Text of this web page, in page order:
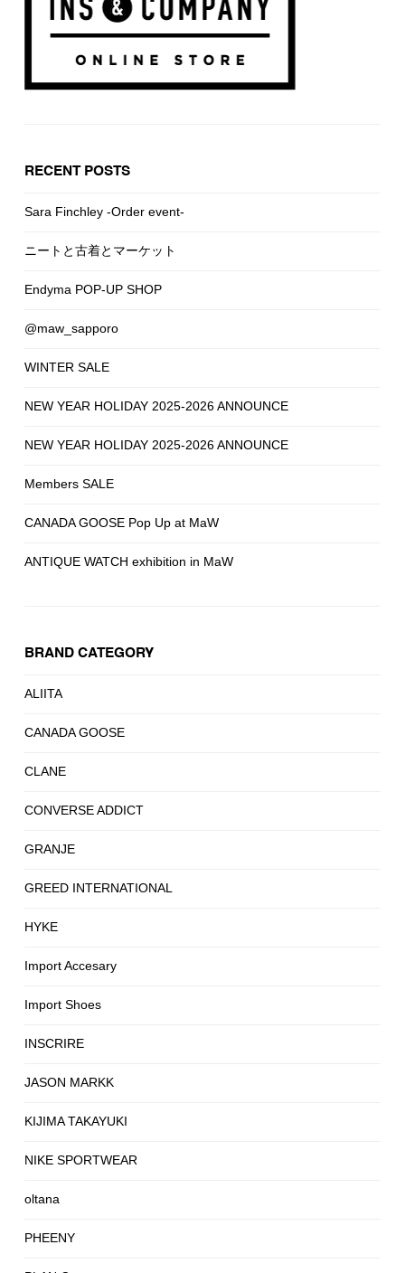
RECENT POSTS
Sara Finchley -Order event-
ニートと古着とマーケット
Endyma POP-UP SHOP
@maw_sapporo
WINTER SALE
NEW YEAR HOLIDAY 2025-2026 ANNOUNCE
NEW YEAR HOLIDAY 2025-2026 ANNOUNCE
Members SALE
CANADA GOOSE Pop Up at MaW
ANTIQUE WATCH exhibition in MaW
BRAND CATEGORY
ALIITA
CANADA GOOSE
CLANE
CONVERSE ADDICT
GRANJE
GREED INTERNATIONAL
HYKE
Import Accesary
Import Shoes
INSCRIRE
JASON MARKK
KIJIMA TAKAYUKI
NIKE SPORTWEAR
oltana
PHEENY